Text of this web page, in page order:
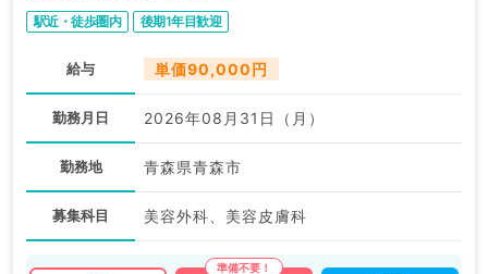
駅近・徒歩圏内 後期1年目歓迎
給与 単価90,000円
勤務月日 2026年08月31日（月）
勤務地 青森県青森市
募集科目 美容外科、美容皮膚科